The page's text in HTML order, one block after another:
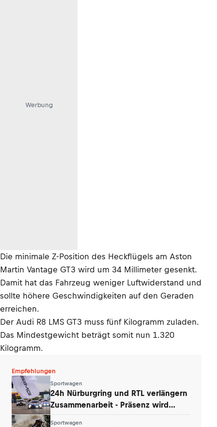
Werbung
Die minimale Z-Position des Heckflügels am Aston
Martin Vantage GT3 wird um 34 Millimeter gesenkt.
Damit hat das Fahrzeug weniger Luftwiderstand und
sollte höhere Geschwindigkeiten auf den Geraden
erreichen.
Der Audi R8 LMS GT3 muss fünf Kilogramm zuladen.
Das Mindestgewicht beträgt somit nun 1.320
Kilogramm.
Empfehlungen
Sportwagen
24h Nürburgring und RTL verlängern
Zusammenarbeit - Präsenz wird
Sportwagen